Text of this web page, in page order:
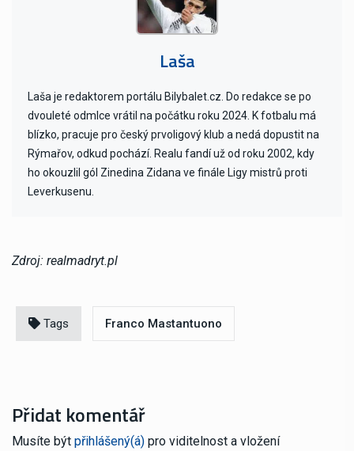
Laša
Laša je redaktorem portálu Bilybalet.cz. Do redakce se po
dvouleté odmlce vrátil na počátku roku 2024. K fotbalu má
blízko, pracuje pro český prvoligový klub a nedá dopustit na
Rýmařov, odkud pochází. Realu fandí už od roku 2002, kdy
ho okouzlil gól Zinedina Zidana ve finále Ligy mistrů proti
Leverkusenu.
Zdroj: realmadryt.pl
Tags Franco Mastantuono
Přidat komentář
Musíte být přihlášený(á) pro viditelnost a vložení